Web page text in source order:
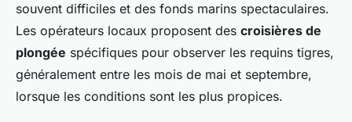
souvent difficiles et des fonds marins spectaculaires.
Les opérateurs locaux proposent des croisières de
plongée spécifiques pour observer les requins tigres,
généralement entre les mois de mai et septembre,
lorsque les conditions sont les plus propices.